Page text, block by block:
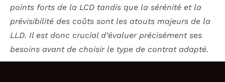
points forts de la LCD tandis que la sérénité et la
prévisibilité des coûts sont les atouts majeurs de la
LLD. Il est donc crucial d’évaluer précisément ses
besoins avant de choisir le type de contrat adapté.